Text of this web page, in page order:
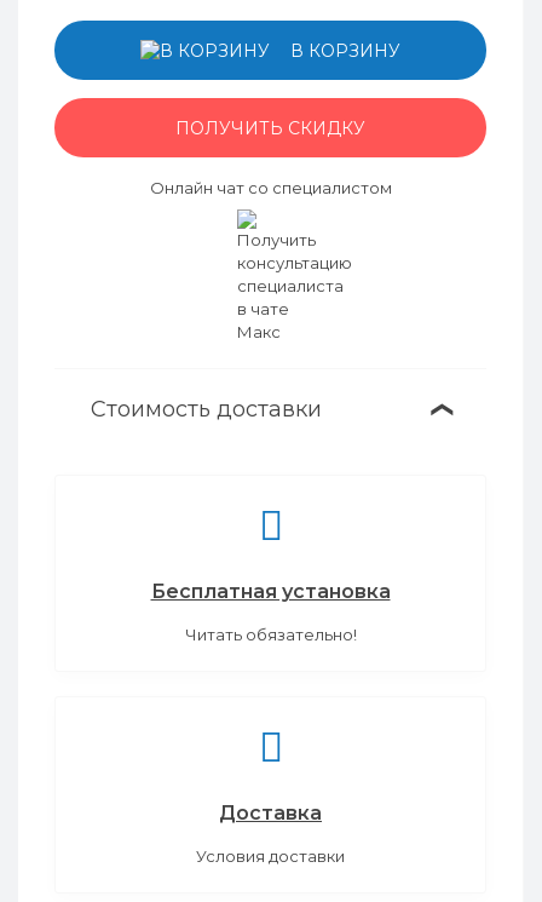
В КОРЗИНУ
ПОЛУЧИТЬ СКИДКУ
Онлайн чат со специалистом
Стоимость доставки ❯
Бесплатная установка
Читать обязательно!
Доставка
Условия доставки